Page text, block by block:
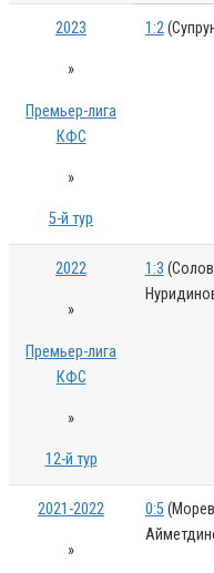
2023
»
Премьер-лига
КФС
»
5-й тур
1:2
2022
»
Премьер-лига
КФС
»
12-й тур
1:3
2021-2022
»
0:5(Морев